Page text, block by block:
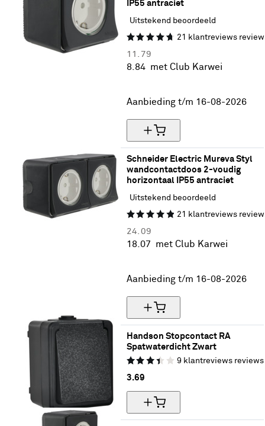
IP55 antraciet
Uitstekend beoordeeld
21
klantreviews
11. 79
8. 84 met Club Karwei
Aanbieding t/m 16-08-2026
Schneider Electric Mureva Styl
wandcontactdoos 2-voudig
horizontaal IP55 antraciet
Uitstekend beoordeeld
21
klantreviews
24. 09
18. 07
met Club Karwei
Aanbieding t/m 16-08-2026
Handson Stopcontact RA
Spatwaterdicht Zwart
9 klantreviews reviews
3.69